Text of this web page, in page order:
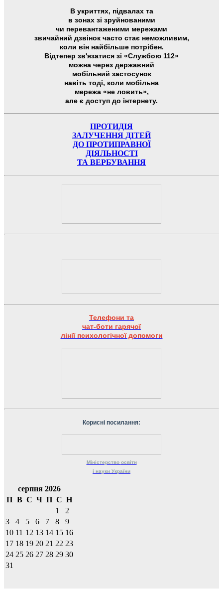
В укриттях, підвалах та
в зонах зі зруйнованими
чи перевантаженими мережами
звичайний дзвінок часто стає неможливим,
коли він найбільше потрібен.
Відтепер зв'язатися зі «Службою 112»
можна через державний
мобільний застосунок
навіть тоді, коли мобільна
мережа «не ловить»,
але є доступ до інтернету.
ПРОТИДІЯ
ЗАЛУЧЕННЯ ДІТЕЙ
ДО ПРОТИПРАВНОЇ
ДІЯЛЬНОСТІ
ТА ВЕРБУВАННЯ
Телефони та
чат-боти гарячої
лінії психологічної допомоги
Корисні посилання:
Міністерство освіти
і науки України
серпня 2026
П В С Ч П С Н
1
2
3
4 5 6 7 8
9
10 11 12 13 14 15 16
17 18 19 20 21 22 23
24 25 26 27 28 29 30
31